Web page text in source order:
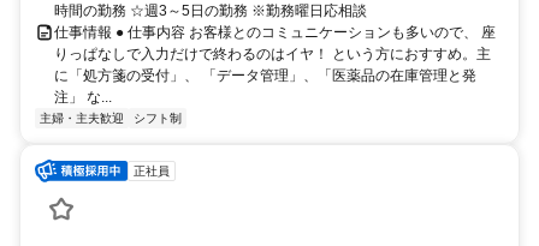
時間の勤務 ☆週3～5日の勤務 ※勤務曜日応相談
仕事情報 ● 仕事内容 お客様とのコミュニケーションも多いので、 座
りっぱなしで入力だけで終わるのはイヤ！ という方におすすめ。主
に「処方箋の受付」、 「データ管理」、「医薬品の在庫管理と発
注」 な...
主婦・主夫歓迎 シフト制
正社員